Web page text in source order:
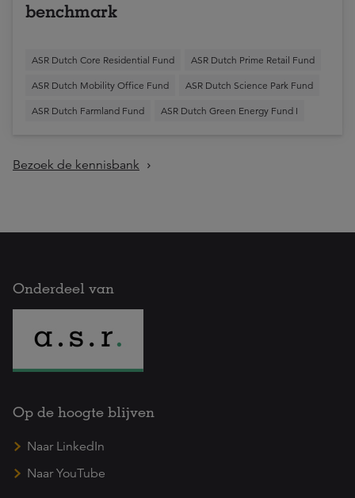
benchmark
ASR Dutch Core Residential Fund ASR Dutch Prime Retail Fund
ASR Dutch Mobility Office Fund ASR Dutch Science Park Fund
ASR Dutch Farmland Fund ASR Dutch Green Energy Fund I
Bezoek de kennisbank
Onderdeel van
Op de hoogte blijven
Naar LinkedIn
Naar YouTube